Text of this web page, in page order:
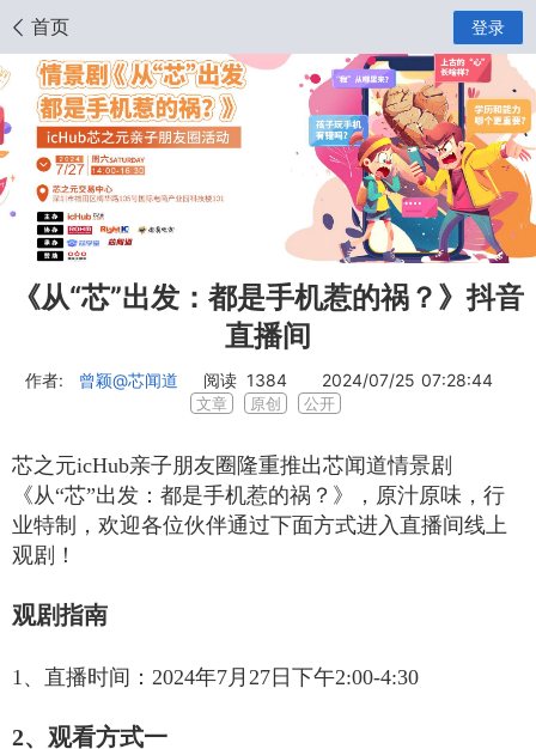
首页
登录
《从“芯”出发：都是手机惹的祸？》抖音
直播间
作者: 曾颖@芯闻道 阅读 1384 2024/07/25 07:28:44
文章 原创 公开
芯之元icHub亲子朋友圈隆重推出芯闻道情景剧
《从“芯”出发：都是手机惹的祸？》，原汁原味，行
业特制， 欢迎各位伙伴通过下面方式进入直播间线上
观剧！
观剧指南
1、直播时间：2024年7月27日下午2:00-4:30
2、观看方式一